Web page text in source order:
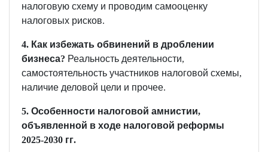
налоговую схему и проводим самооценку
налоговых рисков.
4. Как избежать обвинений в дроблении
бизнеса? Реальность деятельности,
самостоятельность участников налоговой схемы,
наличие деловой цели и прочее.
5. Особенности налоговой амнистии,
объявленной в ходе налоговой реформы
2025-2030 гг.